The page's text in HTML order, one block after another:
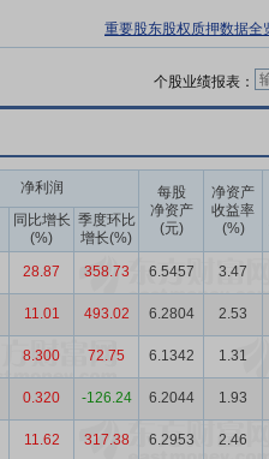
重要股东股权质押数据全
个股业绩报表：
净利润
每股
净资产
(元)
净资产
收益率
(%)
同比增长
(%)
季度环比
增长(%)
28.87 358.73 6.5457 3.47
11.01 493.02 6.2804 2.53
8.300 72.75 6.1342 1.31
0.320 -126.24 6.2044 1.93
11.62 317.38 6.2953 2.46